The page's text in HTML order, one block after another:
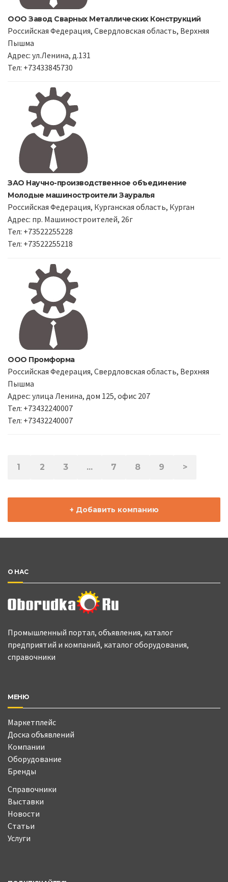
ООО Завод Сварных Металлических Конструкций
Российская Федерация, Свердловская область, Верхняя
Пышма
Адрес: ул.Ленина, д.131
Тел: +73433845730
ЗАО Научно-производственное объединение
Молодые машиностроители Зауралья
Российская Федерация, Курганская область, Курган
Адрес: пр. Машиностроителей, 26г
Тел: +73522255228
Тел: +73522255218
ООО Промформа
Российская Федерация, Свердловская область, Верхняя
Пышма
Адрес: улица Ленина, дом 125, офис 207
Тел: +73432240007
Тел: +73432240007
1 2 3 ... 7 8 9 >
+ Добавить компанию
О НАС
Промышленный портал, объявления, каталог
предприятий и компаний, каталог оборудования,
справочники
МЕНЮ
Маркетплейс
Доска объявлений
Компании
Оборудование
Бренды
Справочники
Выставки
Новости
Статьи
Услуги